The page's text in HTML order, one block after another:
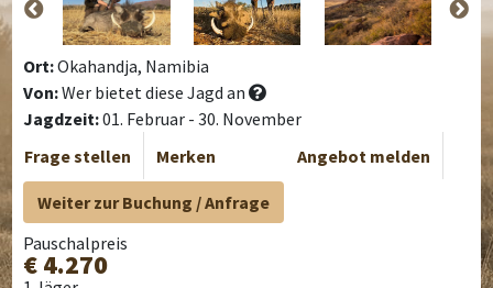
Ort:Okahandja, Namibia
Von:Wer bietet diese Jagd an
Jagdzeit:01. Februar - 30. November
Frage stellen
Merken Angebot melden
Weiter zur Buchung / Anfrage
Pauschalpreis
€ 4.270